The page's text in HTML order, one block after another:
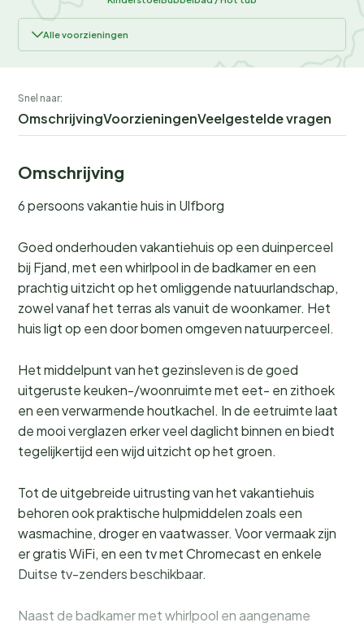
Alle voorzieningen
Snel naar:
OmschrijvingVoorzieningenVeelgestelde vragen
Omschrijving
6 persoons vakantie huis in Ulfborg
Goed onderhouden vakantiehuis op een duinperceel
bij Fjand, met een whirlpool in de badkamer en een
prachtig uitzicht op het omliggende natuurlandschap,
zowel vanaf het terras als vanuit de woonkamer. Het
huis ligt op een door bomen omgeven natuurperceel.
Het middelpunt van het gezinsleven is de goed
uitgeruste keuken-/woonruimte met eet- en zithoek
en een verwarmende houtkachel. In de eetruimte laat
de mooi verglazen erker veel daglicht binnen en biedt
tegelijkertijd een wijd uitzicht op het groen.
Tot de uitgebreide uitrusting van het vakantiehuis
behoren ook praktische hulpmiddelen zoals een
wasmachine, droger en vaatwasser. Voor vermaak zijn
er gratis WiFi, en een tv met Chromecast en enkele
Duitse tv-zenders beschikbaar.
Naast de badkamer met whirlpool en aangename